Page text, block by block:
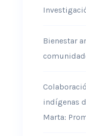
Bienestar
indígenas
Marta: